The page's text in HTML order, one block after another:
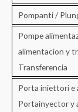
Pompanti /
Pompe
alimentacion y
Transferencia
Porta iniettori e
Portainyector y